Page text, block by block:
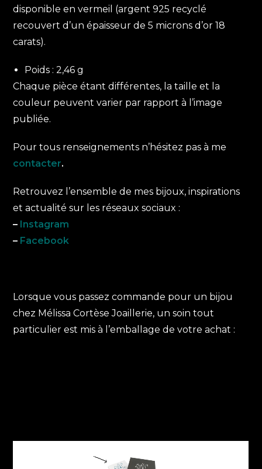
disponible en vermeil (argent 925 recyclé
recouvert d’un épaisseur de 5 microns d’or 18
carats).
Poids : 2,46 g
Chaque pièce étant différentes, la taille et la
couleur peuvent varier par rapport à l’image
publiée.
Pour tous renseignements n’hésitez pas à me
contacter.
Retrouvez l’ensemble de mes bijoux, inspirations
et actualité sur les réseaux sociaux :
– Instagram
– Facebook
Lorsque vous passez commande pour un bijou
chez Mélissa Cortèse Joaillerie, un soin tout
particulier est mis à l’emballage de votre achat :